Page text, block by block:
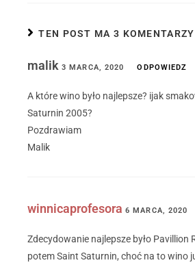
TEN POST MA 3 KOMENTARZY
malik 3 MARCA, 2020 ODPOWIEDZ
A które wino było najlepsze? ijak
Saturnin 2005?
Pozdrawiam
Malik
winnicaprofesora 6 MARCA, 2020
Zdecydowanie najlepsze było Pavillion
potem Saint Saturnin, choć na to wino